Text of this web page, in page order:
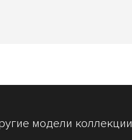
модели коллекции